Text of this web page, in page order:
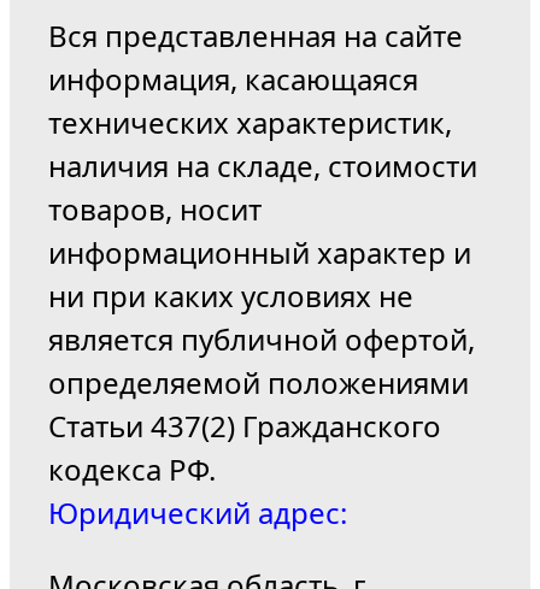
Вся представленная на сайте
информация, касающаяся
технических характеристик,
наличия на складе, стоимости
товаров, носит
информационный характер и
ни при каких условиях не
является публичной офертой,
определяемой положениями
Статьи 437(2) Гражданского
кодекса РФ.
Юридический адрес: